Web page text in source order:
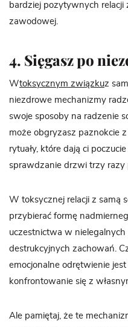
bardziej pozytywnych relacji
zawodowej.
4. Sięgasz po
Wtoksycznym związkuz
niezdrowe mechanizmy
swoje sposoby na radzenie
może obgryzasz paznokcie
rytuały, które dają ci
sprawdzanie drzwi trzy razy
W toksycznej relacji z samą
przybierać formę
uczestnictwa w
destrukcyjnych zachowań.
emocjonalne odrętwienie
konfrontowanie się z
Ale pamiętaj, że te